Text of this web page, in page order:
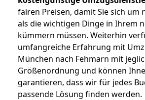
fairen Preisen, damit Sie sich um
als die wichtigen Dinge in Ihrem
kümmern müssen. Weiterhin
umfangreiche Erfahrung mit
München nach Fehmarn mit
Größenordnung und können
garantieren, dass wir für jedes
passende Lösung finden werden.